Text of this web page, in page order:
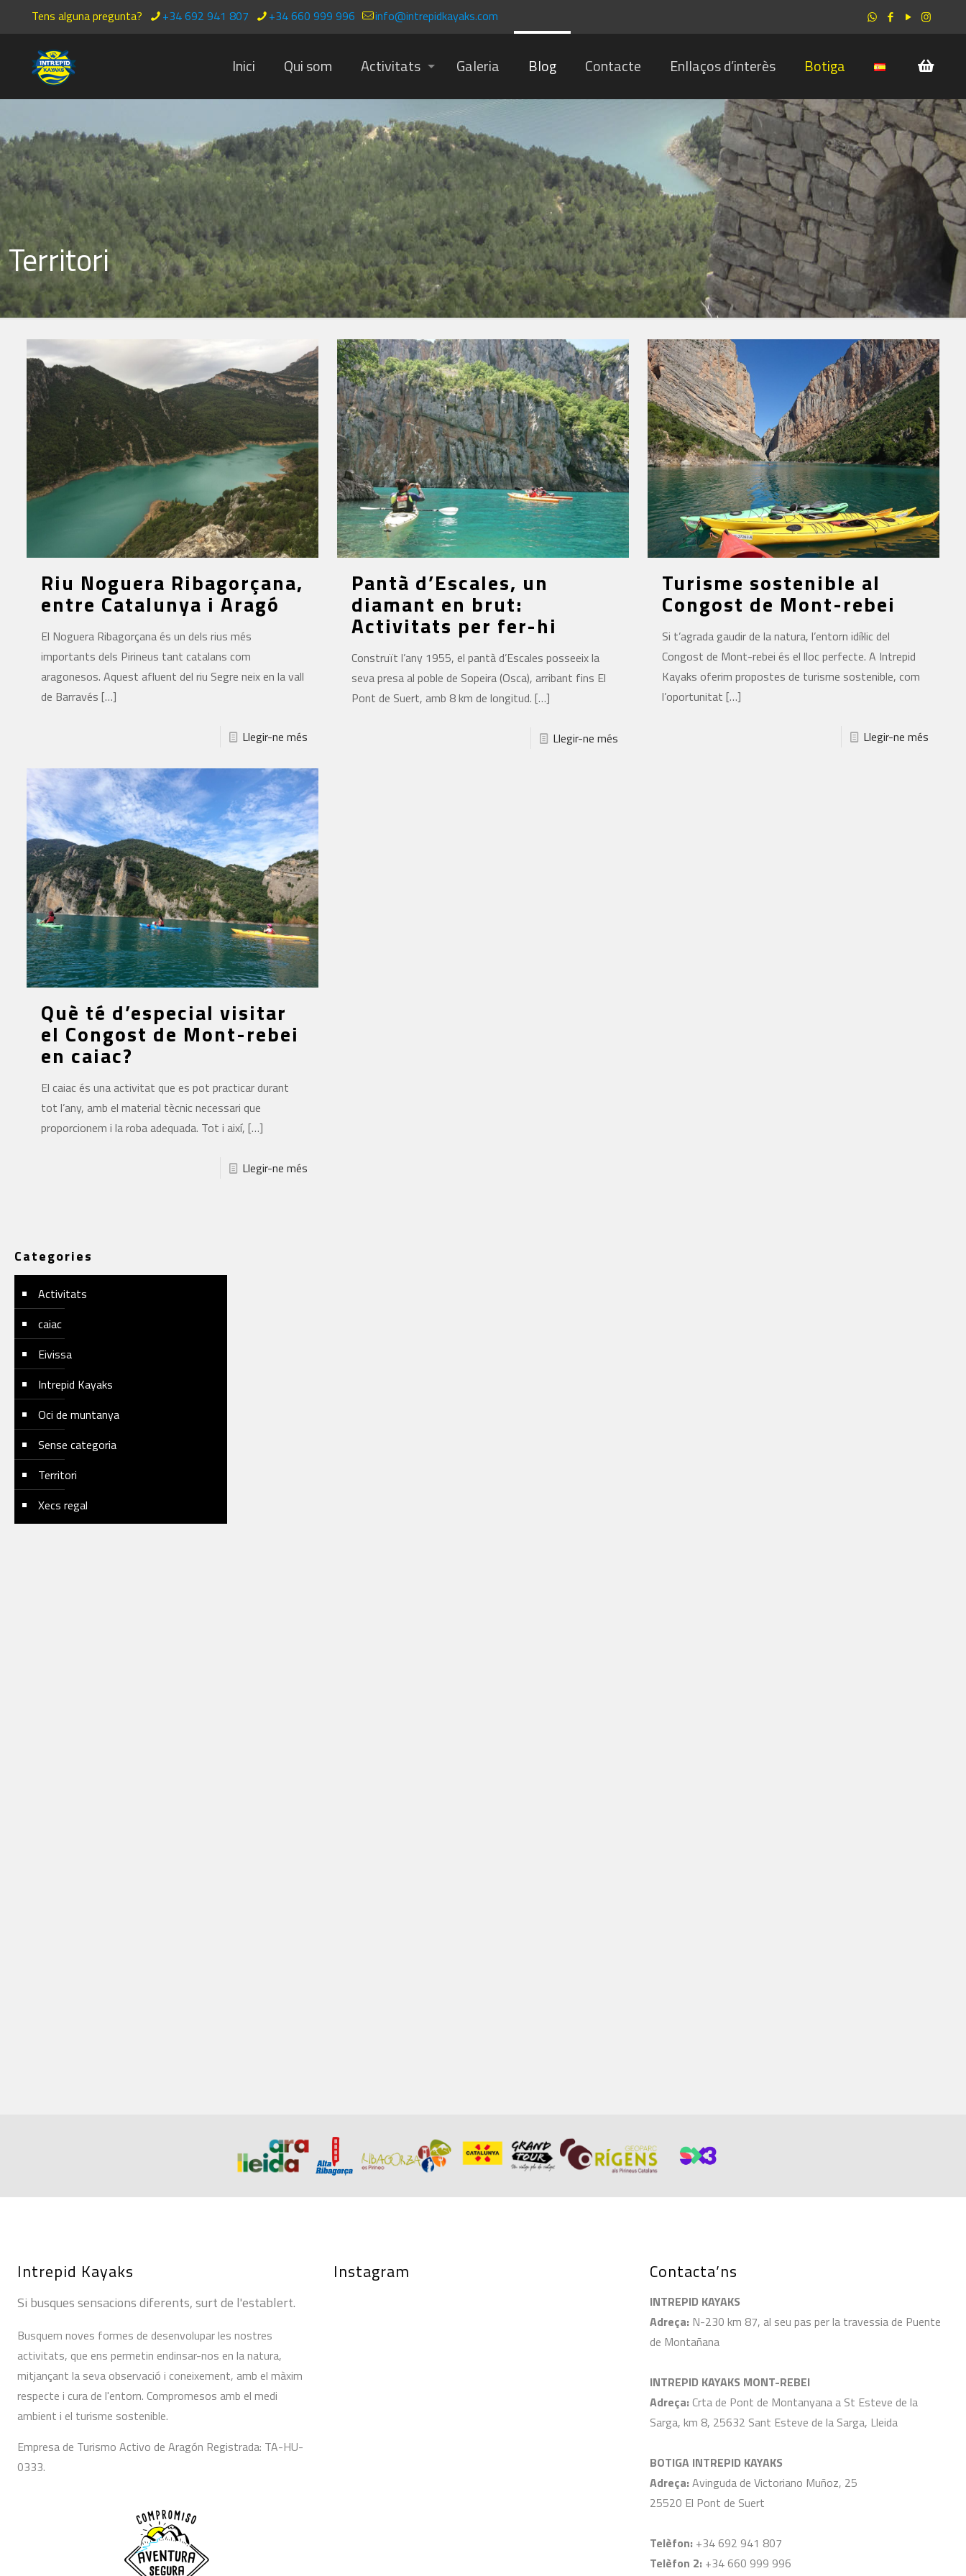
Tens alguna pregunta? +34 692 941 807 +34 660 999 996 info@intrepidkayaks.com
Inici Qui som Activitats Galeria Blog Contacte Enllaços d’interès Botiga
Territori
Riu Noguera Ribagorçana,
entre Catalunya i Aragó
El Noguera Ribagorçana és un dels rius més
importants dels Pirineus tant catalans com
aragonesos. Aquest afluent del riu Segre neix en la vall
de Barravés […]
Llegir-ne més
Pantà d’Escales, un
diamant en brut:
Activitats per fer-hi
Construït l’any 1955, el pantà d’Escales posseeix la
seva presa al poble de Sopeira (Osca), arribant fins El
Pont de Suert, amb 8 km de longitud. […]
Llegir-ne més
Turisme sostenible al
Congost de Mont-rebei
Si t’agrada gaudir de la natura, l’entorn idíl·lic del
Congost de Mont-rebei és el lloc perfecte. A Intrepid
Kayaks oferim propostes de turisme sostenible, com
l’oportunitat […]
Llegir-ne més
Què té d’especial visitar
el Congost de Mont-rebei
en caiac?
El caiac és una activitat que es pot practicar durant
tot l’any, amb el material tècnic necessari que
proporcionem i la roba adequada. Tot i així, […]
Llegir-ne més
Categories
Activitats
caiac
Eivissa
Intrepid Kayaks
Oci de muntanya
Sense categoria
Territori
Xecs regal
Intrepid Kayaks
Si busques sensacions diferents, surt de l'establert.
Busquem noves formes de desenvolupar les nostres
activitats, que ens permetin endinsar-nos en la natura,
mitjançant la seva observació i coneixement, amb el màxim
respecte i cura de l'entorn. Compromesos amb el medi
ambient i el turisme sostenible.
Empresa de Turismo Activo de Aragón Registrada: TA-HU-
0333.
Instagram Contacta’ns
INTREPID KAYAKS
Adreça: N-230 km 87, al seu pas per la travessia de Puente
de Montañana
INTREPID KAYAKS MONT-REBEI
Adreça: Crta de Pont de Montanyana a St Esteve de la
Sarga, km 8, 25632 Sant Esteve de la Sarga, Lleida
BOTIGA INTREPID KAYAKS
Adreça: Avinguda de Victoriano Muñoz, 25
25520 El Pont de Suert
Telèfon: +34 692 941 807
Telèfon 2: +34 660 999 996